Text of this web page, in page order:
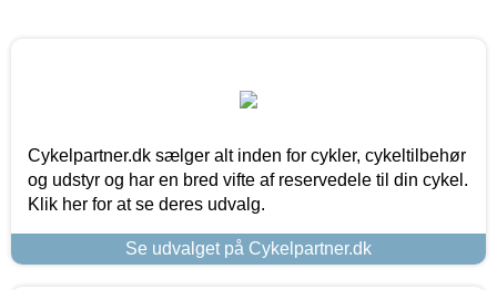
Cykelpartner.dk sælger alt inden for cykler, cykeltilbehør
og udstyr og har en bred vifte af reservedele til din cykel.
Klik her for at se deres udvalg.
Se udvalget på Cykelpartner.dk